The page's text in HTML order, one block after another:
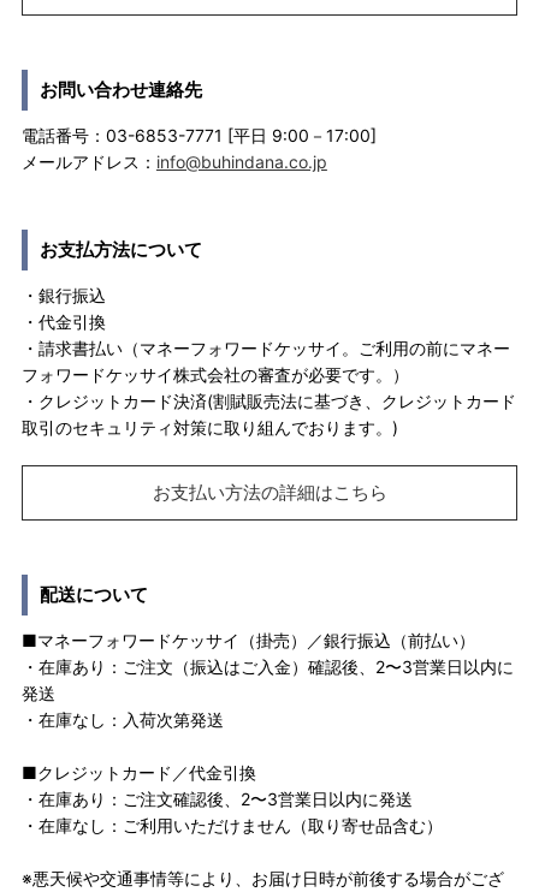
お問い合わせ連絡先
電話番号：03-6853-7771 [平日 9:00－17:00]
メールアドレス： info@buhindana.co.jp
お支払方法について
・銀行振込
・代金引換
・請求書払い（マネーフォワードケッサイ。ご利用の前にマネー
フォワードケッサイ株式会社の審査が必要です。）
・クレジットカード決済(割賦販売法に基づき、クレジットカード
取引のセキュリティ対策に取り組んでおります。)
お支払い方法の詳細はこちら
配送について
■マネーフォワードケッサイ（掛売）／銀行振込（前払い）
・在庫あり：ご注文（振込はご入金）確認後、2〜3営業日以内に
発送
・在庫なし：入荷次第発送
■クレジットカード／代金引換
・在庫あり：ご注文確認後、2〜3営業日以内に発送
・在庫なし：ご利用いただけません（取り寄せ品含む）
※悪天候や交通事情等により、お届け日時が前後する場合がござ